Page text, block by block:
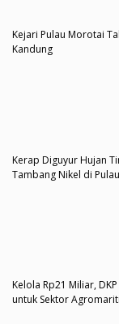
Kejari Pulau Morotai
Kandung
Kerap Diguyur Hujan
Tambang Nikel di
Kelola Rp21 Miliar,
untuk Sektor